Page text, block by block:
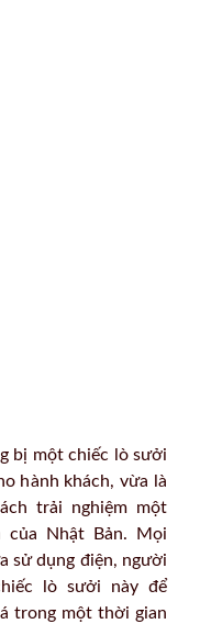
bị một chiếc lò sưởi
hành khách, vừa là
trải nghiệm một
của Nhật Bản. Mọi
sử dụng điện, người
lò sưởi này để
trong một thời gian